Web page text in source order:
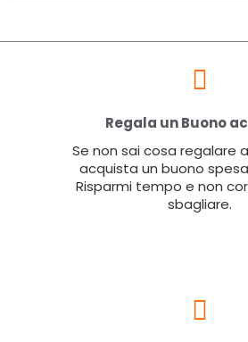
Regala un Buono
Se non sai cosa regalare
acquista un buono
Risparmi tempo e non
sbagliare.